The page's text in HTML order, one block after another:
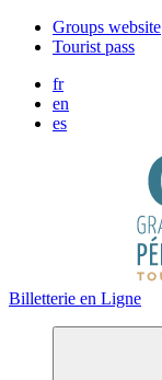
Groups website
Tourist pass
fr
en
es
Billetterie en Ligne